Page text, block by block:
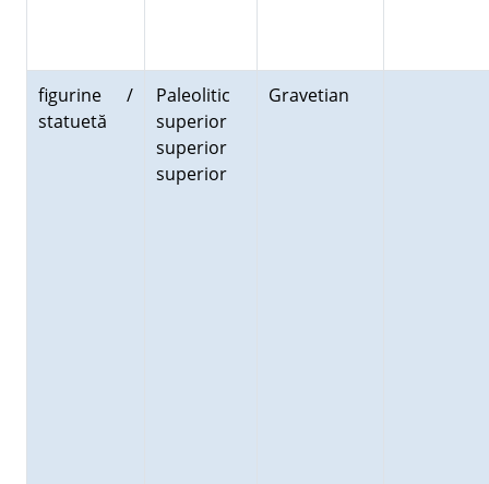
figurine /
statuetă
Paleolitic
superior
superior
superior
Gravetian